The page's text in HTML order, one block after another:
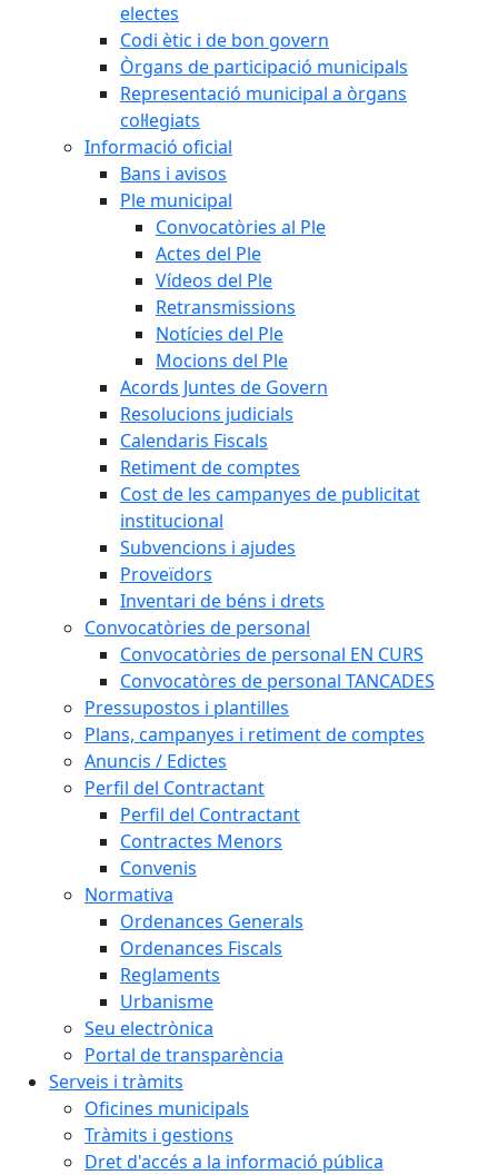
electes
Codi ètic i de bon govern
Òrgans de participació municipals
Representació municipal a òrgans
col·legiats
Informació oficial
Bans i avisos
Ple municipal
Convocatòries al Ple
Actes del Ple
Vídeos del Ple
Retransmissions
Notícies del Ple
Mocions del Ple
Acords Juntes de Govern
Resolucions judicials
Calendaris Fiscals
Retiment de comptes
Cost de les campanyes de publicitat
institucional
Subvencions i ajudes
Proveïdors
Inventari de béns i drets
Convocatòries de personal
Convocatòries de personal EN CURS
Convocatòres de personal TANCADES
Pressupostos i plantilles
Plans, campanyes i retiment de comptes
Anuncis / Edictes
Perfil del Contractant
Perfil del Contractant
Contractes Menors
Convenis
Normativa
Ordenances Generals
Ordenances Fiscals
Reglaments
Urbanisme
Seu electrònica
Portal de transparència
Serveis i tràmits
Oficines municipals
Tràmits i gestions
Dret d'accés a la informació pública